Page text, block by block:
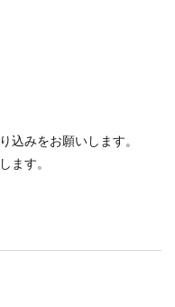
込みをお願いします。
ます。